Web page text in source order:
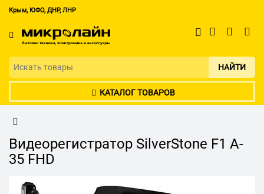
Крым, ЮФО, ДНР, ЛНР
НАЙТИ
КАТАЛОГ ТОВАРОВ
Видеорегистратор SilverStone F1 A-
35 FHD